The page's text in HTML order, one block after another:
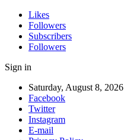
Likes
Followers
Subscribers
Followers
Sign in
Saturday, August 8, 2026
Facebook
Twitter
Instagram
E-mail